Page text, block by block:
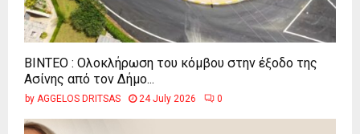
ΒΙΝΤΕΟ : Ολοκλήρωση του κόμβου στην έξοδο της
Ασίνης από τον Δήμο...
by AGGELOS DRITSAS 24 July 2026 0